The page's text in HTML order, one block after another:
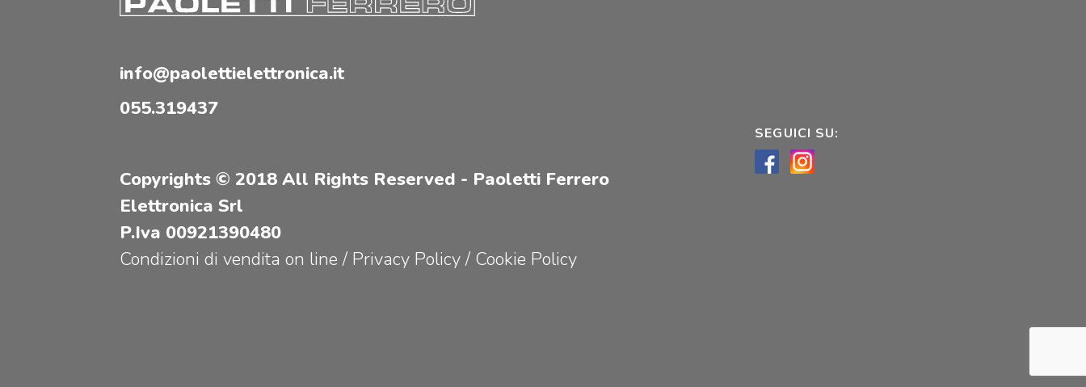
info@paolettielettronica.it
055.319437
Copyrights © 2018 All Rights Reserved - Paoletti Ferrero
Elettronica Srl
P.Iva 00921390480
Condizioni di vendita on line / Privacy Policy/ Cookie Policy
SEGUICI SU: